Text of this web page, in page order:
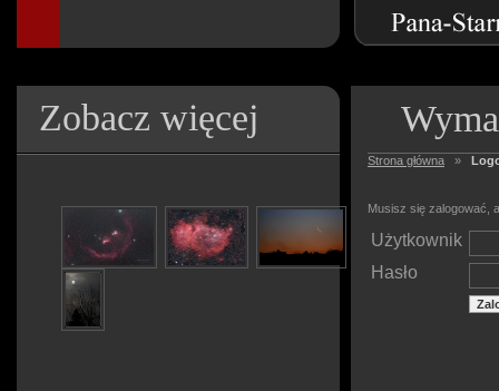
Zobacz więcej
Strona główna »
Musisz się zalogować,
Użytkownik
Hasło